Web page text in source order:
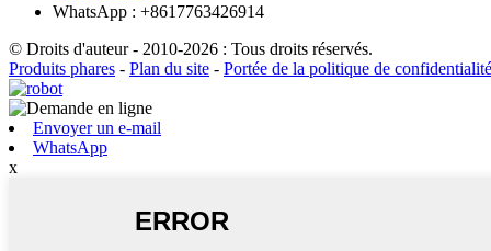
WhatsApp : +8617763426914
© Droits d'auteur - 2010-2026 : Tous droits réservés.
Produits phares - Plan du site - Portée de la politique de confidentialité
Envoyer un e-mail
WhatsApp
x